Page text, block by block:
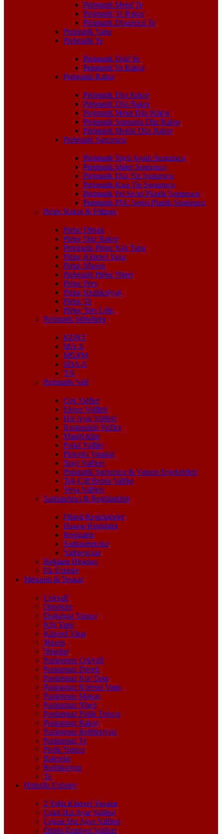
Pnömatik Metal Te
Pnömatik Te Rakor
Pnömatik Düşürücü Te
Pnömatik Vana
Pnömatik Ye
Pnömatik Dişli Ye
Pnömatik Ye Rakor
Pnömatik Rakor
Pnömatik Dişi Rakor
Pnömatik Düz Rakor
Pnömatik Metal Düz Rakor
Pnömatik Somunlu Düz Rakor
Pnömatik Metrik Düz Rakor
Pnömatik Susturucu
Pnömatik Yaylı Ayarlı Susturucu
Pnömatik Sinter Susturucu
Pnömatik Düz Tip Susturucu
Pnömatik Kısa Tip Susturucu
Pnömatik Psl Serisi Plastik Susturucu
Pnömatik PSU Serisi Plastik Susturucu
Pirinç Rakor & Fittings
Pirinç Dirsek
Pirinç Düz Rakor
Pnömatik Pirinç Kör Tapa
Pirinç Küresel Vana
Pirinç Maşon
Pnömatik Pirinç Nipel
Pirinç Pres
Pirinç Redüksiyon
Pirinç Te
Pirinç Ters Lüle
Pnömatik Silindirler
KDNT
MA-S
MGPM
SDA-S
TN
Pnömatik Valf
Çek Valfler
Eksoz Valfleri
Hız Ayar Valfleri
Kumandalı Valfler
Manifoldlar
Pedal Valfler
Pistonlu Vanalar
Slayt Valfleri
Pnömatik Susturucu & Vakum Enjektörleri
Tek-Çift Bobin Valfler
Veya Valfleri
Şartlandırıcı & Regülatörler
Filtreli Regülatörler
Hassas Regülatör
Regülatör
Şartlandırıcılar
Yağlayıcılar
Bağlantı Blokları
Ek Ürünler
Mekanik & Tesisat
Çekvalf
Dirsekler
Doğalgaz Vanası
Kör Tapa
Küresel Vana
Maşon
Nipeller
Paslanmaz Çekvalf
Paslanmaz Dirsek
Paslanmaz Kör Tapa
Paslanmaz Küresel Vana
Paslanmaz Maşon
Paslanmaz Nipel
Paslanmaz Pislik Tutucu
Paslanmaz Rakor
Paslanmaz Redüksiyon
Paslanmaz Te
Pislik Tutucu
Rakorlar
Redüksiyon
Te
Hidrolik Ürünler
2 Yollu Küresel Vanalar
Çekli Hız Ayar Valfleri
Çeksiz Hız Ayar Valfleri
Direkt Emniyet Valfleri